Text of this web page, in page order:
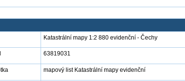
Katastrální mapy 1:2 880 evidenční - Čechy
63819031
mapový list Katastrální mapy evidenční